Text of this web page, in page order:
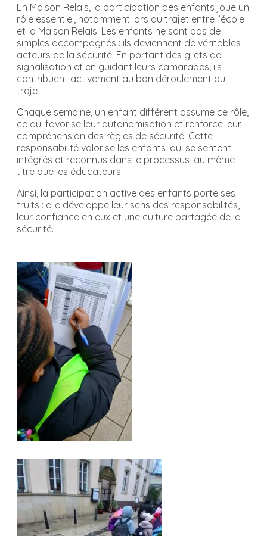
En Maison Relais, la participation des enfants joue un
rôle essentiel, notamment lors du trajet entre l’école
et la Maison Relais. Les enfants ne sont pas de
simples accompagnés : ils deviennent de véritables
acteurs de la sécurité. En portant des gilets de
signalisation et en guidant leurs camarades, ils
contribuent activement au bon déroulement du
trajet.
Chaque semaine, un enfant différent assume ce rôle,
ce qui favorise leur autonomisation et renforce leur
compréhension des règles de sécurité. Cette
responsabilité valorise les enfants, qui se sentent
intégrés et reconnus dans le processus, au même
titre que les éducateurs.
Ainsi, la participation active des enfants porte ses
fruits : elle développe leur sens des responsabilités,
leur confiance en eux et une culture partagée de la
sécurité.